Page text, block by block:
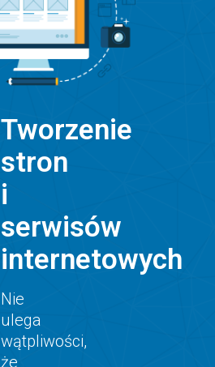
Tworzenie
stron
i
serwisów
internetowych
Nie
ulega
wątpliwości,
że